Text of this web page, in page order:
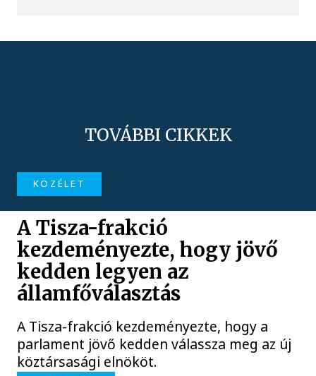
TOVÁBBI CIKKEK
KÖZÉLET
A Tisza-frakció
kezdeményezte, hogy jövő
kedden legyen az
államfőválasztás
A Tisza-frakció kezdeményezte, hogy a
parlament jövő kedden válassza meg az új
köztársasági elnököt.